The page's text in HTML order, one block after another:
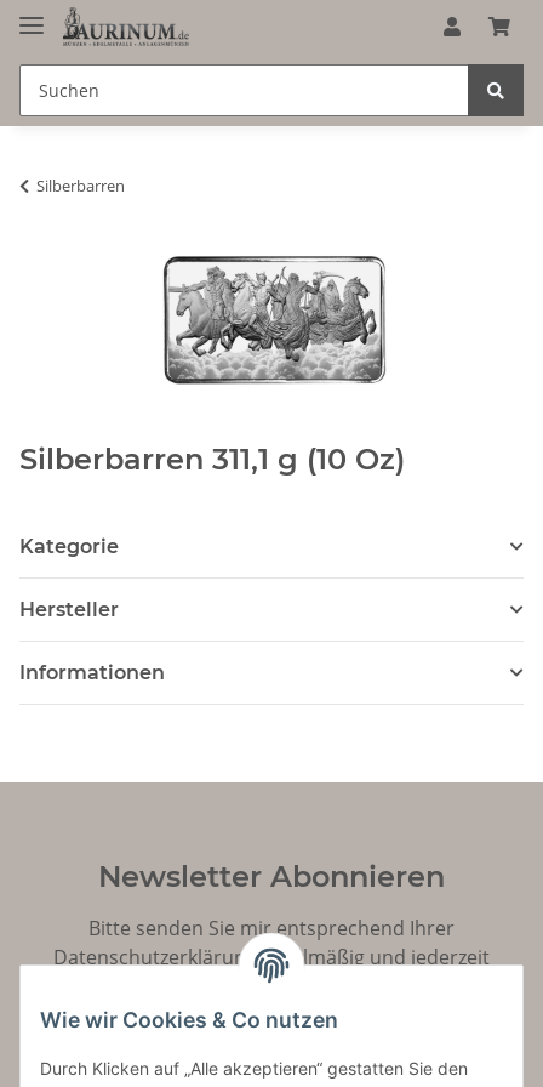
Silberbarren
Silberbarren 311,1 g (10 Oz)
Kategorie
Hersteller
Informationen
Newsletter Abonnieren
Bitte senden Sie mir entsprechend Ihrer
Datenschutzerklärungregelmäßig und jederzeit
widerruflich Informationen zu Ihrem Produktsortiment
per E-Mail zu.
Abonnieren
Wie wir Cookies & Co nutzen
Durch Klicken auf „Alle akzeptieren“ gestatten Sie den